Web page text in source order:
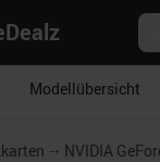
Modellübersicht
NVIDIA